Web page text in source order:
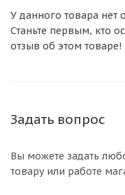
У данного товара нет
Станьте первым, кто
отзыв об этом товаре!
Задать вопрос
Вы можете задать
товару или работе